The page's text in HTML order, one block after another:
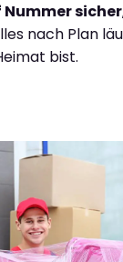
sicher
nach Plan
bist.